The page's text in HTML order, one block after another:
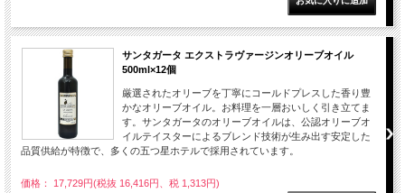
サンタガータ エクストラヴァージンオリーブオイル
500ml×12個
厳選されたオリーブを丁寧にコールドプレスした香り豊
かなオリーブオイル。お料理を一層おいしく引き立てま
す。サンタガータのオリーブオイルは、公認オリーブオ
イルテイスターによるブレンド技術が生み出す安定した
品質供給が特徴で、多くの五つ星ホテルで採用されています。
価格： 17,729円(税抜 16,416円、税 1,313円)